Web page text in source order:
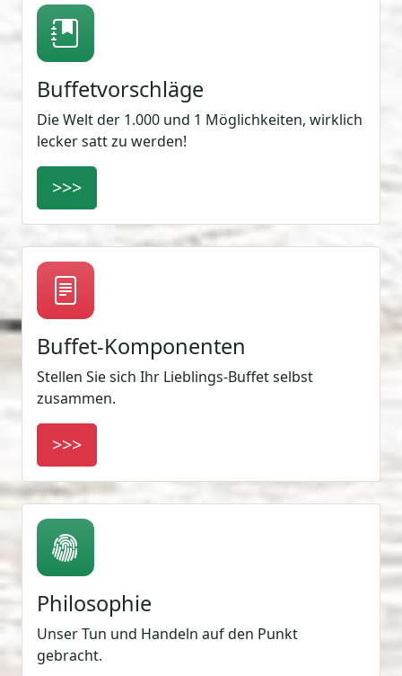
Buffetvorschläge
Die Welt der 1.000 und 1 Möglichkeiten, wirklich
lecker satt zu werden!
>>>
Buffet-Komponenten
Stellen Sie sich Ihr Lieblings-Buffet selbst
zusammen.
>>>
Philosophie
Unser Tun und Handeln auf den Punkt
gebracht.